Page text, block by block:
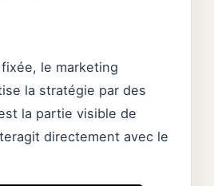
le marketing
la stratégie par des
la partie visible de
directement avec le